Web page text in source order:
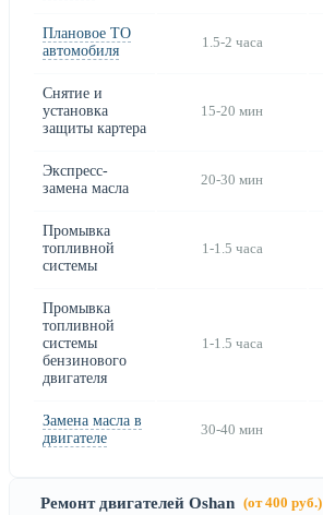
Плановое ТО
автомобиля
1.5-2 часа
Снятие и
установка
защиты картера
15-20 мин
Экспресс-
замена масла
20-30 мин
Промывка
топливной
системы
1-1.5 часа
Промывка
топливной
системы
бензинового
двигателя
1-1.5 часа
Замена масла в
двигателе
30-40 мин
Ремонт двигателей Oshan (от 400 руб.)